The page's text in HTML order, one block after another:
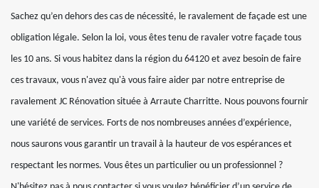
Sachez qu’en dehors des cas de nécessité, le ravalement de façade est une
obligation légale. Selon la loi, vous êtes tenu de ravaler votre façade tous
les 10 ans. Si vous habitez dans la région du 64120 et avez besoin de faire
ces travaux, vous n'avez qu'à vous faire aider par notre entreprise de
ravalement JC Rénovation située à Arraute Charritte. Nous pouvons fournir
une variété de services. Forts de nos nombreuses années d’expérience,
nous saurons vous garantir un travail à la hauteur de vos espérances et
respectant les normes. Vous êtes un particulier ou un professionnel ?